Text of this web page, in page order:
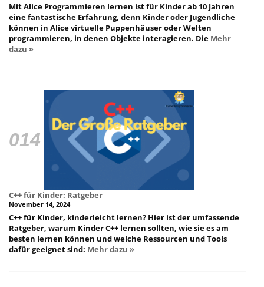
Mit Alice Programmieren lernen ist für Kinder ab 10 Jahren
eine fantastische Erfahrung, denn Kinder oder Jugendliche
können in Alice virtuelle Puppenhäuser oder Welten
programmieren, in denen Objekte interagieren. Die Mehr
dazu »
C++ für Kinder: Ratgeber
November 14, 2024
C++ für Kinder, kinderleicht lernen? Hier ist der umfassende
Ratgeber, warum Kinder C++ lernen sollten, wie sie es am
besten lernen können und welche Ressourcen und Tools
dafür geeignet sind: Mehr dazu »